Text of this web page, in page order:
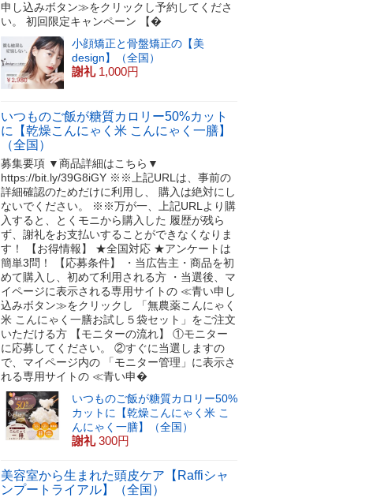
申し込みボタン≫をクリックし予約してくださ
い。 初回限定キャンペーン 【�
小顔矯正と骨盤矯正の【美
design】（全国）
謝礼 1,000円
いつものご飯が糖質カロリー50%カット
に【乾燥こんにゃく米 こんにゃく一膳】
（全国）
募集要項 ▼商品詳細はこちら▼
https://bit.ly/39G8iGY ※※上記URLは、事前の
詳細確認のためだけに利用し、 購入は絶対にし
ないでください。 ※※万が一、上記URLより購
入すると、とくモニから購入した 履歴が残ら
ず、謝礼をお支払いすることができなくなりま
す！ 【お得情報】 ★全国対応 ★アンケートは
簡単3問！ 【応募条件】 ・当広告主・商品を初
めて購入し、初めて利用される方 ・当選後、マ
イページに表示される専用サイトの ≪青い申し
込みボタン≫をクリックし 「無農薬こんにゃく
米 こんにゃく一膳お試し５袋セット」をご注文
いただける方 【モニターの流れ】 ①モニター
に応募してください。 ②すぐに当選しますの
で、マイページ内の 「モニター管理」に表示さ
れる専用サイトの ≪青い申�
いつものご飯が糖質カロリー50%
カットに【乾燥こんにゃく米 こ
んにゃく一膳】（全国）
謝礼 300円
美容室から生まれた頭皮ケア【Raffiシャ
ンプートライアル】（全国）